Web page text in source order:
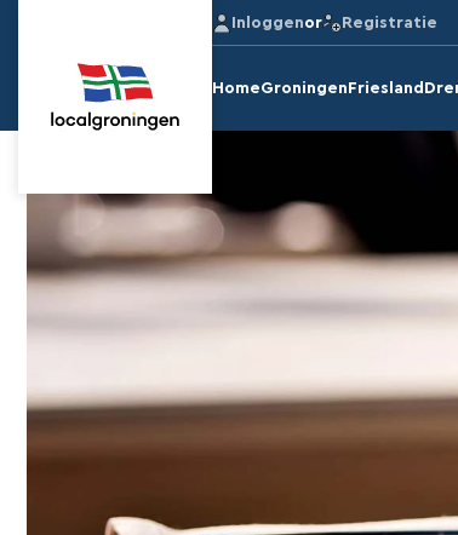
Inloggenor Registratie
HomeGroningen Friesland